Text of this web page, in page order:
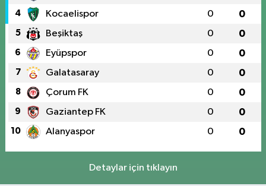
4 Kocaelispor 0 0
5 Beşiktaş 0 0
6 Eyüpspor 0 0
7 Galatasaray 0 0
8 Çorum FK 0 0
9 Gaziantep FK 0 0
10 Alanyaspor 0 0
Detaylar için tıklayın